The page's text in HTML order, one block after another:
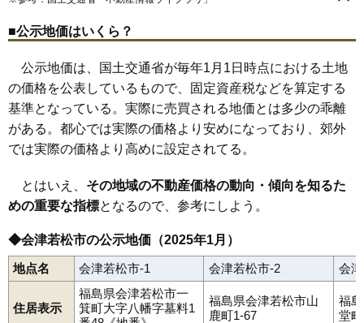
78 大戸町芦牧 6.6万円
79 東山町湯本
81 河東町南高野 6.2万円 454万円 -0.4%
82 5.7万円 377万円 -1.8%
83 町北町始 5.6万円 691万円 1.5%
84 門田町工業団地 5.2万円 3,145万円
86 真宮新町北 5.1万円 1,005万円 0.3%
88 門田町一ノ堰 4.7万円
89 神指町黒川 405万円 -4.4%
高野町上高野 3.5万円
91 高野町中沼 3.0万円 584万円 -7.2%
■公示地価はいくら？
公示地価は、国土交通省が毎年1月1日時点における土地
の価格を公表しているもので、固定資産税などを算定する
基準となっている。実際に売買される地価とは多少の乖離
がある。都心では実際の価格より安めになっており、郊外
では実際の価格より高めに設定されてる。
とはいえ、 その地域の不動産価格の動向・傾向を知るた
めの重要な指標となるので、参考にしよう。
◆会津若松市の公示地価（2025年1月）
地点名 会津若松市-1 会津若松市-2 会
住居表示
福島県会津若松市一
箕町大字八幡字墓料1
福島県会津若松市山
鹿町1-67
福
堂
城西町城東町 城北町新横町 住吉町 千石町
西年貢日新町花春町
東山町湯本日吉町古川町本町幕内東町町北町上荒久田
町北町始
町北町藤室 町北町谷地 真宮新町北
真宮新町南
南千石町南花畑宮町明和町門田町一ノ堰門田町御山
門田町黒岩 門田町工業団地門田町堤沢門田町徳久
門田町中野 門田町飯寺門田町年貢町門田町日吉 柳原町
山鹿町湯川町八日町米代和田河東町工業団地飯寺北扇町
白虎町山見町